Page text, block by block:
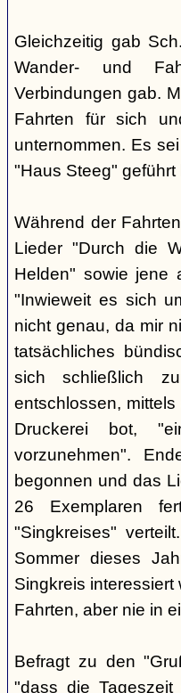
Gleichzeitig gab
Wander- und
Verbindungen gab.
Fahrten für sich
unternommen. Es
"Haus Steeg" geführt
Während der
Lieder "Durch die
Helden" sowie jene
"Inwieweit es sich
nicht genau, da mir
tatsächliches
sich schließlich
entschlossen,
Druckerei bot,
vorzunehmen".
begonnen und das
26 Exemplaren
"Singkreises"
Sommer dieses
Singkreis
Fahrten, aber nie in
Befragt zu den
"dass die